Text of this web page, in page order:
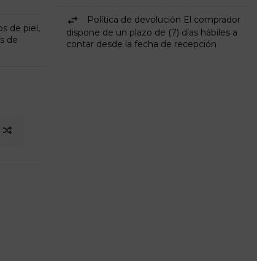
de piel,
de
Política de devolución El comprador
dispone de un plazo de (7) días hábiles a
contar desde la fecha de recepción